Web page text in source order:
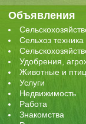
Объявления
Сельхоз техника
Удобрения,
Животные и
Услуги
Недвижимость
Работа
Знакомства